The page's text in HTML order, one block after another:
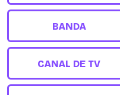
BANDA
CANAL DE TV